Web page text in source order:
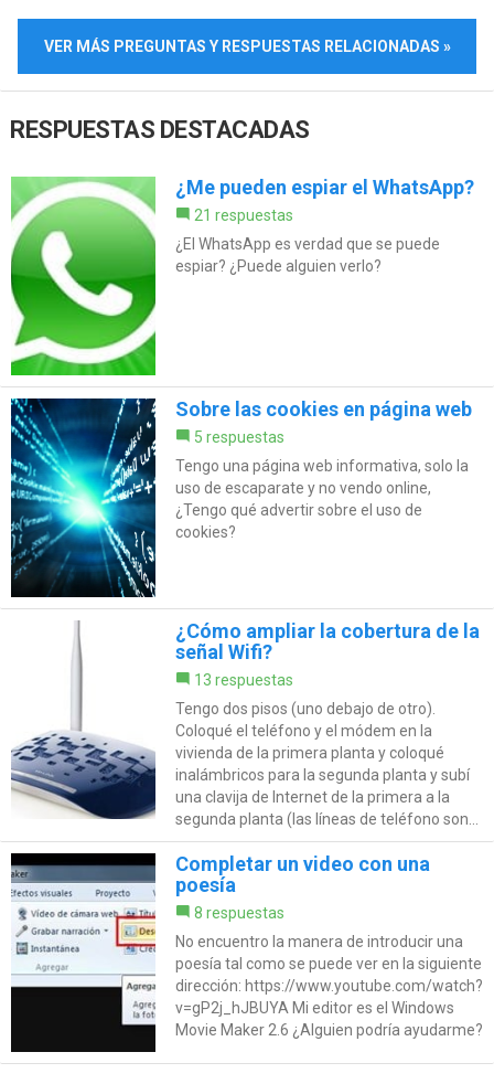
VER MÁS PREGUNTAS Y RESPUESTAS RELACIONADAS »
RESPUESTAS DESTACADAS
¿Me pueden espiar el WhatsApp?
21 respuestas
¿El WhatsApp es verdad que se puede
espiar? ¿Puede alguien verlo?
Sobre las cookies en página web
5 respuestas
Tengo una página web informativa, solo la
uso de escaparate y no vendo online,
¿Tengo qué advertir sobre el uso de
cookies?
¿Cómo ampliar la cobertura de la
señal Wifi?
13 respuestas
Tengo dos pisos (uno debajo de otro).
Coloqué el teléfono y el módem en la
vivienda de la primera planta y coloqué
inalámbricos para la segunda planta y subí
una clavija de Internet de la primera a la
segunda planta (las líneas de teléfono son...
Completar un video con una
poesía
8 respuestas
No encuentro la manera de introducir una
poesía tal como se puede ver en la siguiente
dirección: https://www.youtube.com/watch?
v=gP2j_hJBUYA Mi editor es el Windows
Movie Maker 2.6 ¿Alguien podría ayudarme?